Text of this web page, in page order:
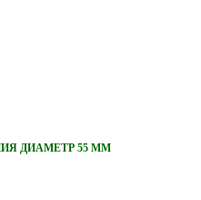
ДИАМЕТР 55 ММ